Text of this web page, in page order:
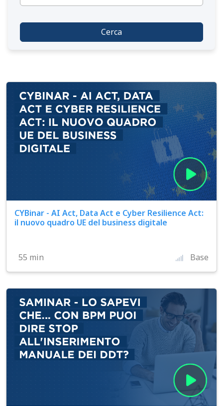
Cerca
CYBinar - AI Act, Data Act e Cyber Resilience Act:
il nuovo quadro UE del business digitale
55 min Base